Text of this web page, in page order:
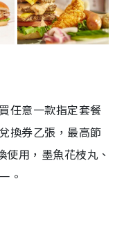
任意一款指定套餐
換券乙張，最高節
用，墨魚花枝丸、
。